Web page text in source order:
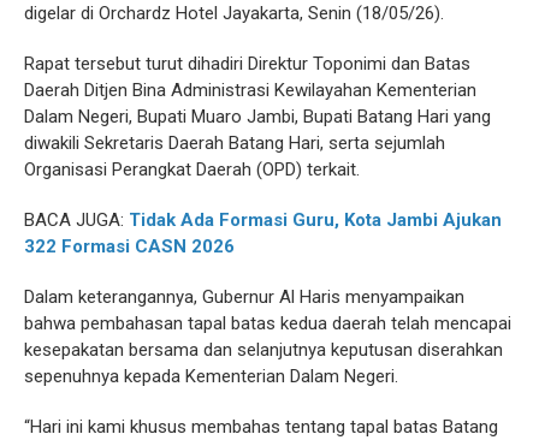
digelar di Orchardz Hotel Jayakarta, Senin (18/05/26).
Rapat tersebut turut dihadiri Direktur Toponimi dan Batas
Daerah Ditjen Bina Administrasi Kewilayahan Kementerian
Dalam Negeri, Bupati Muaro Jambi, Bupati Batang Hari yang
diwakili Sekretaris Daerah Batang Hari, serta sejumlah
Organisasi Perangkat Daerah (OPD) terkait.
BACA JUGA: Tidak Ada Formasi Guru, Kota Jambi Ajukan
322 Formasi CASN 2026
Dalam keterangannya, Gubernur Al Haris menyampaikan
bahwa pembahasan tapal batas kedua daerah telah mencapai
kesepakatan bersama dan selanjutnya keputusan diserahkan
sepenuhnya kepada Kementerian Dalam Negeri.
“Hari ini kami khusus membahas tentang tapal batas Batang